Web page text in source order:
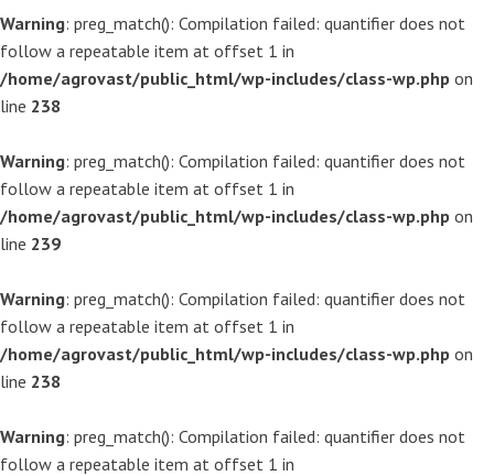
Warning: preg_match(): Compilation failed: quantifier does not
follow a repeatable item at offset 1 in
/home/agrovast/public_html/wp-includes/class-wp.php on
line 238
Warning: preg_match(): Compilation failed: quantifier does not
follow a repeatable item at offset 1 in
/home/agrovast/public_html/wp-includes/class-wp.php on
line 239
Warning: preg_match(): Compilation failed: quantifier does not
follow a repeatable item at offset 1 in
/home/agrovast/public_html/wp-includes/class-wp.php on
line 238
Warning: preg_match(): Compilation failed: quantifier does not
follow a repeatable item at offset 1 in